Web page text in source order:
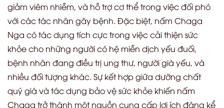
giảm viêm nhiễm, và hỗ trợ cơ thể trong việc đối phó
với các tác nhân gây bệnh. Đặc biệt, nấm Chaga
Nga có tác dụng tích cực trong việc cải thiện sức
khỏe cho những người có hệ miễn dịch yếu đuối,
bệnh nhân đang điều trị ung thư, người già yếu, và
nhiều đối tượng khác. Sự kết hợp giữa dưỡng chất
quý giá và tác dụng bảo vệ sức khỏe khiến nấm
Chaga trở thành một nguồn cung cấp lợi ích đáng kể